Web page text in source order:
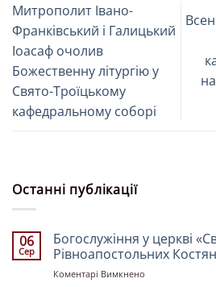
Митрополит Івано-
Франківський і Галицький
Іоасаф очолив
Божественну літургію у
Свято-Троїцькому
кафедральному соборі
Останні публікації
06
Сер
Богослужіння у церкві
Рівноапостольних
Коментарі Вимкнено